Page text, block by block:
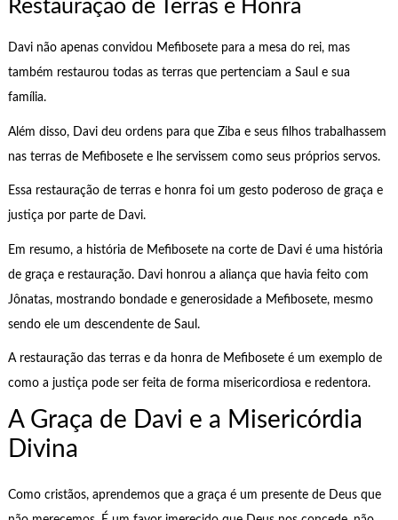
Restauração de Terras e Honra
Davi não apenas convidou Mefibosete para a mesa do rei, mas
também restaurou todas as terras que pertenciam a Saul e sua
família.
Além disso, Davi deu ordens para que Ziba e seus filhos trabalhassem
nas terras de Mefibosete e lhe servissem como seus próprios servos.
Essa restauração de terras e honra foi um gesto poderoso de graça e
justiça por parte de Davi.
Em resumo, a história de Mefibosete na corte de Davi é uma história
de graça e restauração. Davi honrou a aliança que havia feito com
Jônatas, mostrando bondade e generosidade a Mefibosete, mesmo
sendo ele um descendente de Saul.
A restauração das terras e da honra de Mefibosete é um exemplo de
como a justiça pode ser feita de forma misericordiosa e redentora.
A Graça de Davi e a Misericórdia
Divina
Como cristãos, aprendemos que a graça é um presente de Deus que